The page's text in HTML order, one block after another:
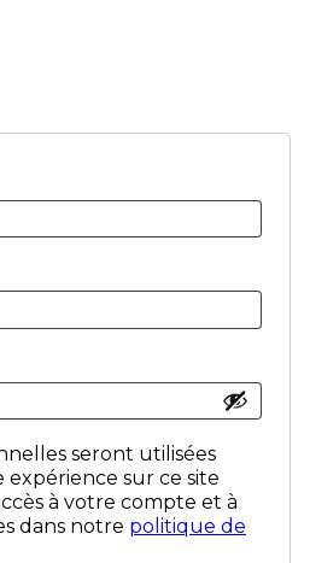
seront utilisées
sur ce site
à votre compte et à
dans notre politique de